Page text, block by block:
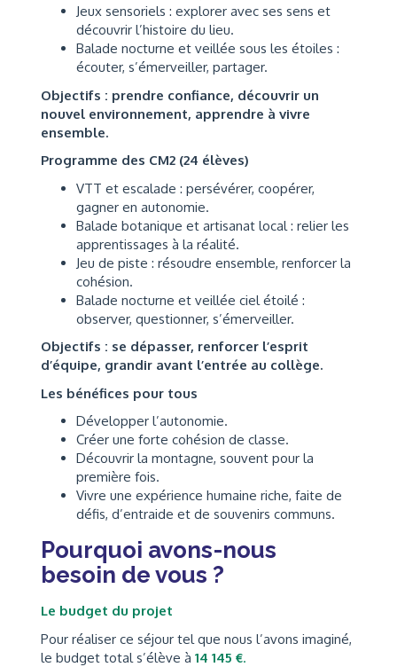
Jeux sensoriels : explorer avec ses sens et
découvrir l’histoire du lieu.
Balade nocturne et veillée sous les étoiles :
écouter, s’émerveiller, partager.
Objectifs : prendre confiance, découvrir un
nouvel environnement, apprendre à vivre
ensemble.
Programme des CM2 (24 élèves)
VTT et escalade : persévérer, coopérer,
gagner en autonomie.
Balade botanique et artisanat local : relier les
apprentissages à la réalité.
Jeu de piste : résoudre ensemble, renforcer la
cohésion.
Balade nocturne et veillée ciel étoilé :
observer, questionner, s’émerveiller.
Objectifs : se dépasser, renforcer l’esprit
d’équipe, grandir avant l’entrée au collège.
Les bénéfices pour tous
Développer l’autonomie.
Créer une forte cohésion de classe.
Découvrir la montagne, souvent pour la
première fois.
Vivre une expérience humaine riche, faite de
défis, d’entraide et de souvenirs communs.
Pourquoi avons-nous
besoin de vous ?
Le budget du projet
Pour réaliser ce séjour tel que nous l’avons imaginé,
le budget total s’élève à 14 145 €.